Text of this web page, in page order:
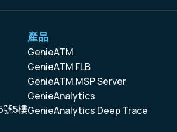
號5樓
產品
GenieATM
GenieATM FLB
GenieATM MSP Server
GenieAnalytics
GenieAnalytics Deep Trace